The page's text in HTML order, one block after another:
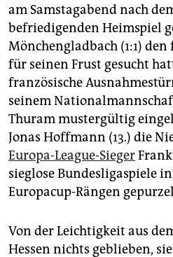
am Samstagabend nach
befriedigenden Heimspiel
Mönchengladbach (1:1)
für seinen Frust gesucht
französische
seinem
Thuram mustergültig
Jonas Hoffmann (13.) die
Europa-League-Sieger
sieglose Bundesligaspiele
Europa­cup-Rängen
Von der Leichtigkeit aus
Hessen nichts geblieben,